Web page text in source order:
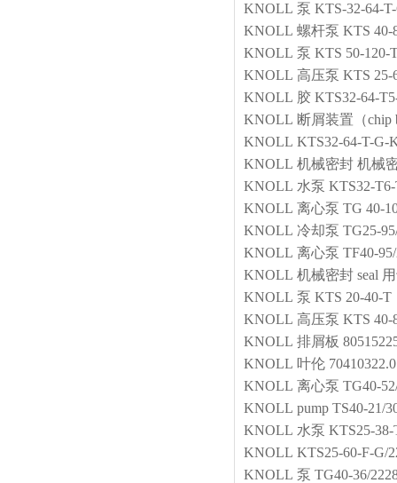
KNOLL 泵 KTS-32-64-
KNOLL 螺杆泵 KTS 40-
KNOLL 泵 KTS 50-120-
KNOLL 高压泵 KTS 25-
KNOLL 胶 KTS32-64-
KNOLL 断屑装置（chip
KNOLL KTS32-64-T-G-
KNOLL 机械密封 机械
KNOLL 水泵 KTS32-
KNOLL 离心泵 TG 40-
KNOLL 冷却泵 TG25-
KNOLL 离心泵 TF40-
KNOLL 机械密封 seal
KNOLL 泵 KTS 20-40-T
KNOLL 高压泵 KTS 40-
KNOLL 排屑板
KNOLL 叶伦
KNOLL 离心泵 TG40-
KNOLL pump TS40-21/
KNOLL 水泵 KTS25-
KNOLL KTS25-60-F-G/
KNOLL 泵 TG40-36/